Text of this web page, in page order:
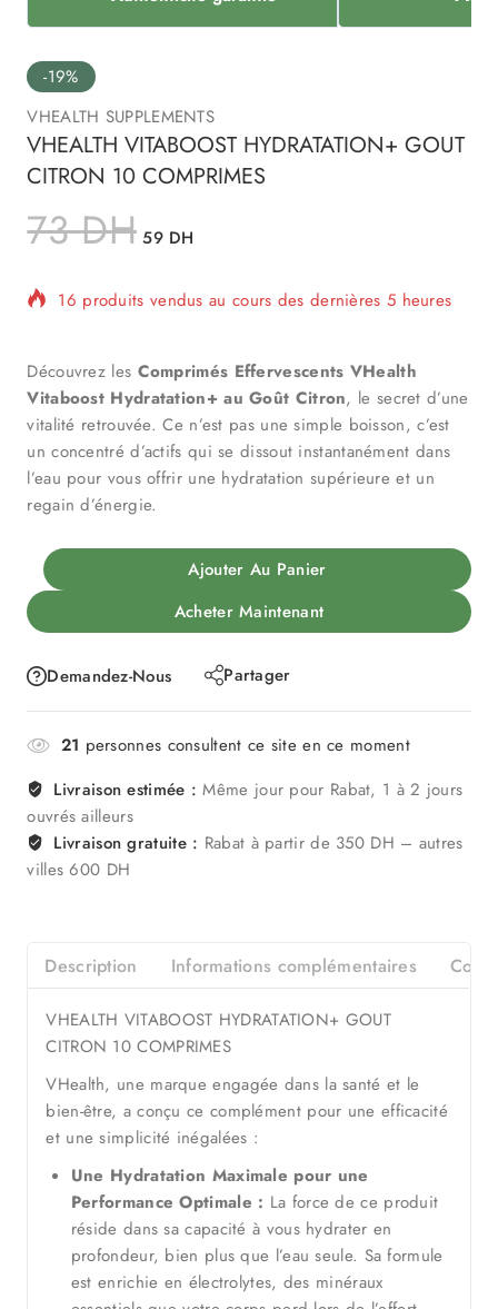
-19%
VHEALTH SUPPLEMENTS
VHEALTH VITABOOST HYDRATATION+ GOUT
CITRON 10 COMPRIMES
73DH 59 DH
16 produits vendus au cours des dernières 5 heures
Découvrez les Comprimés Effervescents VHealth
Vitaboost Hydratation+ au Goût Citron, le secret d’une
vitalité retrouvée. Ce n’est pas une simple boisson, c’est
un concentré d’actifs qui se dissout instantanément dans
l’eau pour vous offrir une hydratation supérieure et un
regain d’énergie.
Ajouter Au Panier
Acheter Maintenant
Demandez-Nous Partager
21 personnes consultent ce site en ce moment
Livraison estimée : Même jour pour Rabat, 1 à 2 jours
ouvrés ailleurs
Livraison gratuite : Rabat à partir de 350 DH – autres
villes 600 DH
Description Informations complémentaires
VHEALTH VITABOOST HYDRATATION+ GOUT
CITRON 10 COMPRIMES
VHealth, une marque engagée dans la santé et le
bien-être, a conçu ce complément pour une efficacité
et une simplicité inégalées :
Une Hydratation Maximale pour une
Performance Optimale : La force de ce produit
réside dans sa capacité à vous hydrater en
profondeur, bien plus que l’eau seule. Sa formule
est enrichie en électrolytes, des minéraux